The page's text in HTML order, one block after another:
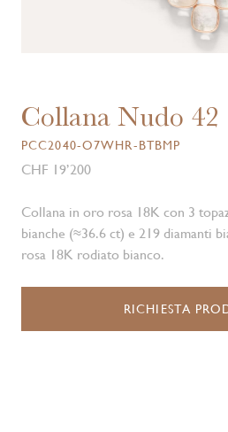
Collana Nudo 42
PCC2040-O7WHR-BTBMP
CHF 19’200
Collana in oro rosa 18K con 3
bianche (≈36.6 ct) e 219 diamanti
rosa 18K rodiato bianco.
RICHIESTA